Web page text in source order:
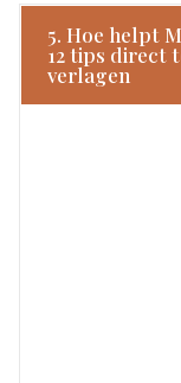
5. Hoe helpt
12 tips direct
verlagen